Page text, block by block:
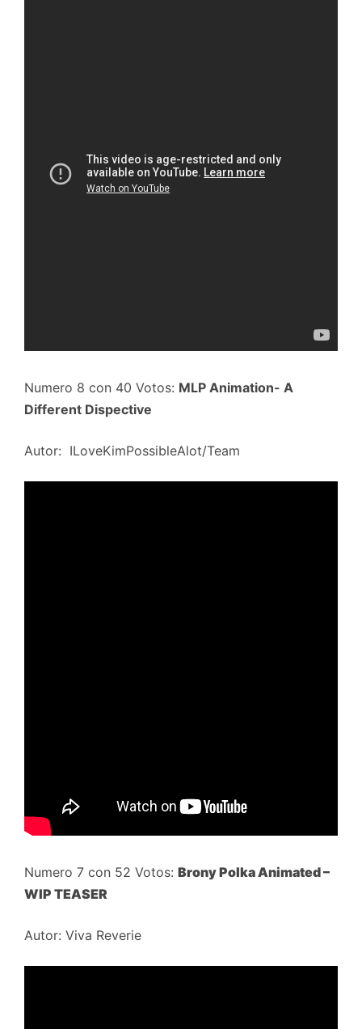
Numero 8 con 40 Votos: MLP Animation- A
Different Dispective
Autor: ILoveKimPossibleAlot/Team
Numero 7 con 52 Votos: Brony Polka Animated –
WIP TEASER
Autor: Viva Reverie